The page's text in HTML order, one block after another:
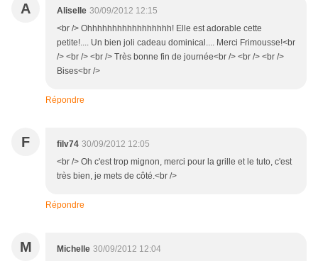
A Aliselle 30/09/2012 12:15
<br /> Ohhhhhhhhhhhhhhhhh! Elle est adorable cette
petite!.... Un bien joli cadeau dominical.... Merci Frimousse!<br
/> <br /> <br /> Très bonne fin de journée<br /> <br /> <br />
Bises<br />
Répondre
F filv74 30/09/2012 12:05
<br /> Oh c'est trop mignon, merci pour la grille et le tuto, c'est
très bien, je mets de côté.<br />
Répondre
M Michelle 30/09/2012 12:04